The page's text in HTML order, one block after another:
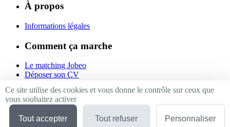
À propos
Informations légales
Comment ça marche
Le matching Jobeo
Déposer son CV
Suivez-nous
Linkedin
Ce site utilise des cookies et vous donne le contrôle sur ceux que
vous souhaitez activer
Tout accepter Tout refuser Personnaliser